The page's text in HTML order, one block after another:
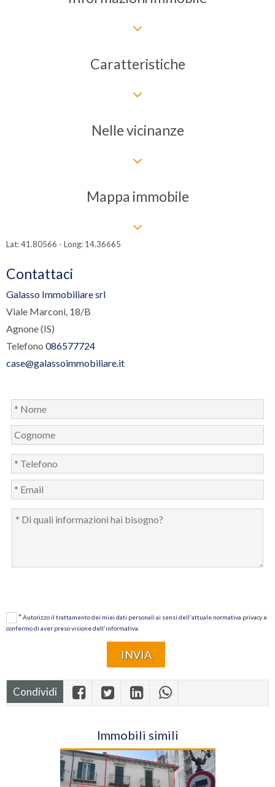
Caratteristiche
Nelle vicinanze
Mappa immobile
Lat: 41.80566 - Long: 14.36665
Contattaci
Galasso Immobiliare srl
Viale Marconi, 18/B
Agnone (IS)
Telefono 086577724
case@galassoimmobiliare.it
*Autorizzo il trattamento dei miei dati personali ai sensi dell'attuale normativa privacy e
confermo di aver preso visione dell'informativa.
Condividi
Immobili simili